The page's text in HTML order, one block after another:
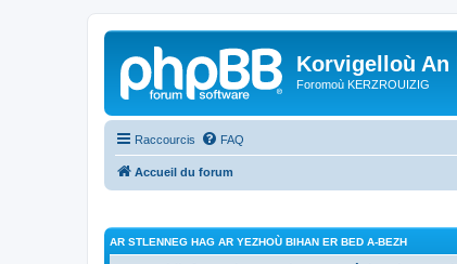
Korvigelloù An
Foromoù KERZROUIZIG
Raccourcis FAQ
Accueil du forum
AR STLENNEG HAG AR YEZHOÙ BIHAN ER BED A-BEZH